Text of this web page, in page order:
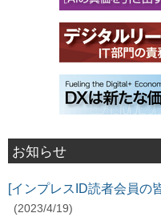
お知らせ
[インプレスID読者会員の
(2023/4/19)